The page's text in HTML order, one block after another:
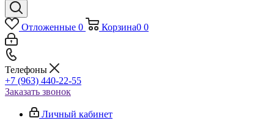
Отложенные 0 Корзина0 0
Телефоны
+7 (963) 440-22-55
Заказать звонок
Личный кабинет